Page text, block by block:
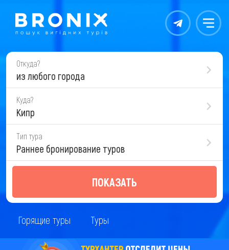
Контакты Меню
Откуда?
из любого города
Куда?
Кипр
Тип тура
Раннее бронирование туров
ПОКАЗАТЬ
Горящие туры Туры